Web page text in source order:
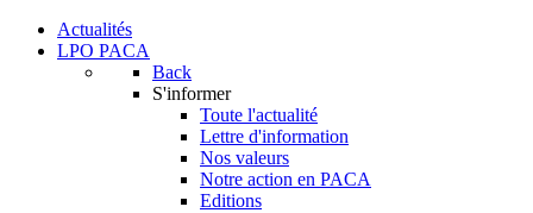
Actualités
LPO PACA
Back
S'informer
Toute l'actualité
Lettre d'information
Nos valeurs
Notre action en PACA
Editions